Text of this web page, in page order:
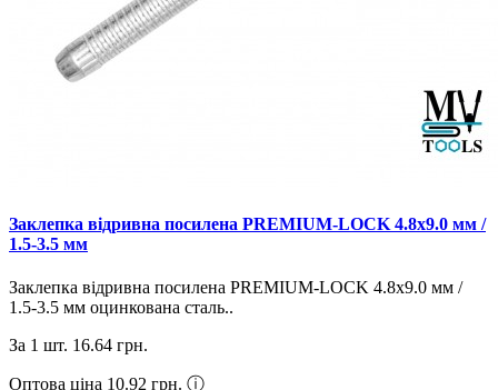
Заклепка відривна посилена PREMIUM-LOCK 4.8х9.0 мм /
1.5-3.5 мм
Заклепка відривна посилена PREMIUM-LOCK 4.8х9.0 мм /
1.5-3.5 мм оцинкована сталь..
За 1 шт. 16.64 грн.
Оптова ціна 10.92 грн. ⓘ